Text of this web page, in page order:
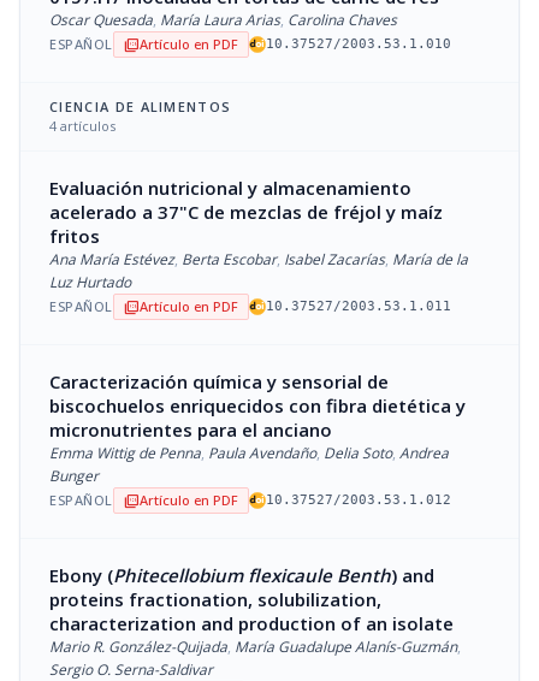
Oscar Quesada, María Laura Arias, Carolina Chaves
ESPAÑOL picture_as_pdfArtículo en PDF 10.37527/2003.53.1.010
CIENCIA DE ALIMENTOS
4 artículos
Evaluación nutricional y almacenamiento
acelerado a 37"C de mezclas de fréjol y maíz
fritos
Ana María Estévez, Berta Escobar, Isabel Zacarías, María de la
Luz Hurtado
ESPAÑOL picture_as_pdfArtículo en PDF 10.37527/2003.53.1.011
Caracterización química y sensorial de
biscochuelos enriquecidos con fibra dietética y
micronutrientes para el anciano
Emma Wittig de Penna, Paula Avendaño, Delia Soto, Andrea
Bunger
ESPAÑOL picture_as_pdfArtículo en PDF 10.37527/2003.53.1.012
Ebony (Phitecellobium flexicaule Benth) and
proteins fractionation, solubilization,
characterization and production of an isolate
Mario R. González-Quijada, María Guadalupe Alanís-Guzmán,
Sergio O. Serna-Saldivar